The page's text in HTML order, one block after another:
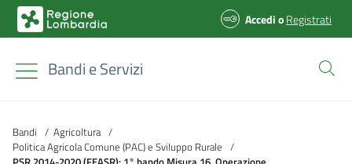
AccedioRegistrati
Bandi e Servizi
Bandi / Agricoltura /
Politica Agricola Comune (PAC) e Sviluppo Rurale /